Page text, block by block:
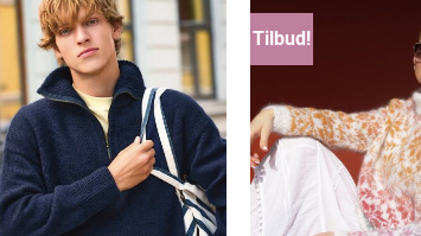
Tilbud!